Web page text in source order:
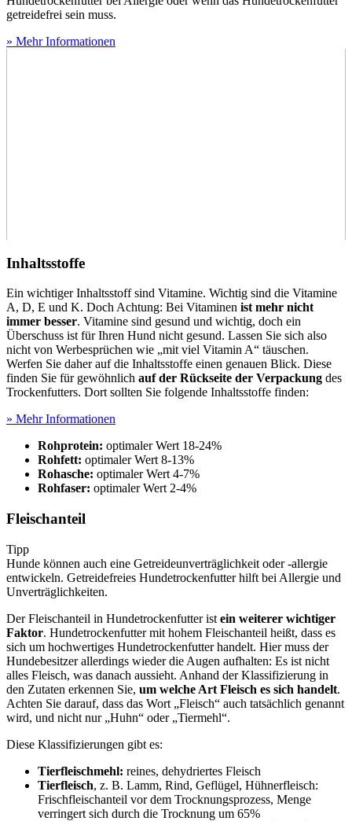
getreidefrei sein muss.
» Mehr Informationen
Inhaltsstoffe
Ein wichtiger Inhaltsstoff sind Vitamine. Wichtig sind die Vitamine
A, D, E und K. Doch Achtung: Bei Vitaminen ist mehr nicht
immer besser. Vitamine sind gesund und wichtig, doch ein
Überschuss ist für Ihren Hund nicht gesund. Lassen Sie sich also
nicht von Werbesprüchen wie „mit viel Vitamin A“ täuschen.
Werfen Sie daher auf die Inhaltsstoffe einen genauen Blick. Diese
finden Sie für gewöhnlich auf der Rückseite der Verpackung des
Trockenfutters. Dort sollten Sie folgende Inhaltsstoffe finden:
» Mehr Informationen
Rohprotein: optimaler Wert 18-24%
Rohfett: optimaler Wert 8-13%
Rohasche: optimaler Wert 4-7%
Rohfaser: optimaler Wert 2-4%
Fleischanteil
Tipp
Hunde können auch eine Getreideunverträglichkeit oder -allergie
entwickeln. Getreidefreies Hundetrockenfutter hilft bei Allergie und
Unverträglichkeiten.
Der Fleischanteil in Hundetrockenfutter ist ein weiterer wichtiger
Faktor. Hundetrockenfutter mit hohem Fleischanteil heißt, dass es
sich um hochwertiges Hundetrockenfutter handelt. Hier muss der
Hundebesitzer allerdings wieder die Augen aufhalten: Es ist nicht
alles Fleisch, was danach aussieht. Anhand der Klassifizierung in
den Zutaten erkennen Sie, um welche Art Fleisch es sich handelt.
Achten Sie darauf, dass das Wort „Fleisch“ auch tatsächlich genannt
wird, und nicht nur „Huhn“ oder „Tiermehl“.
Diese Klassifizierungen gibt es:
Tierfleischmehl: reines, dehydriertes Fleisch
Tierfleisch, z. B. Lamm, Rind, Geflügel, Hühnerfleisch:
Frischfleischanteil vor dem Trocknungsprozess, Menge
verringert sich durch die Trocknung um 65%